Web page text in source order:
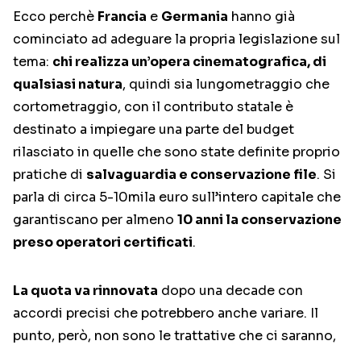
Ecco perchè Francia e Germania hanno già
cominciato ad adeguare la propria legislazione sul
tema: chi realizza un’opera cinematografica, di
qualsiasi natura, quindi sia lungometraggio che
cortometraggio, con il contributo statale è
destinato a impiegare una parte del budget
rilasciato in quelle che sono state definite proprio
pratiche di salvaguardia e conservazione file. Si
parla di circa 5-10mila euro sull’intero capitale che
garantiscano per almeno 10 anni la conservazione
preso operatori certificati.
La quota va rinnovata dopo una decade con
accordi precisi che potrebbero anche variare. Il
punto, però, non sono le trattative che ci saranno,